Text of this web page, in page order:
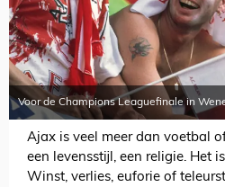
Voor de Champions Leaguefinale in
Ajax is veel meer dan voetbal
een levensstijl, een religie. Het
Winst, verlies, euforie of